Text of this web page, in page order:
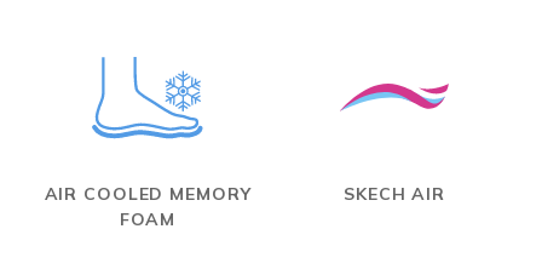
AIR COOLED MEMORY
FOAM
SKECH AIR